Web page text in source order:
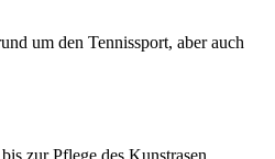
um den Tennissport, aber auch